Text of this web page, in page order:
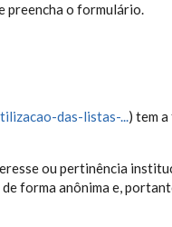
preencha o formulário.
das-listas-...) tem
ou pertinência
forma anônima e,